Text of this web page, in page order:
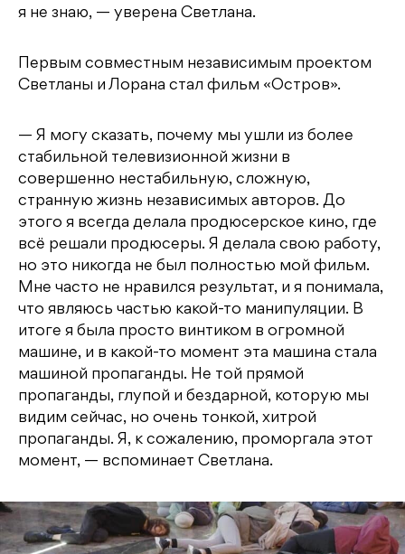
я не знаю, — уверена Светлана.
Первым совместным независимым проектом
Светланы и Лорана стал фильм «Остров».
— Я могу сказать, почему мы ушли из более
стабильной телевизионной жизни в
совершенно нестабильную, сложную,
странную жизнь независимых авторов. До
этого я всегда делала продюсерское кино, где
всё решали продюсеры. Я делала свою работу,
но это никогда не был полностью мой фильм.
Мне часто не нравился результат, и я понимала,
что являюсь частью какой-то манипуляции. В
итоге я была просто винтиком в огромной
машине, и в какой-то момент эта машина стала
машиной пропаганды. Не той прямой
пропаганды, глупой и бездарной, которую мы
видим сейчас, но очень тонкой, хитрой
пропаганды. Я, к сожалению, проморгала этот
момент, — вспоминает Светлана.